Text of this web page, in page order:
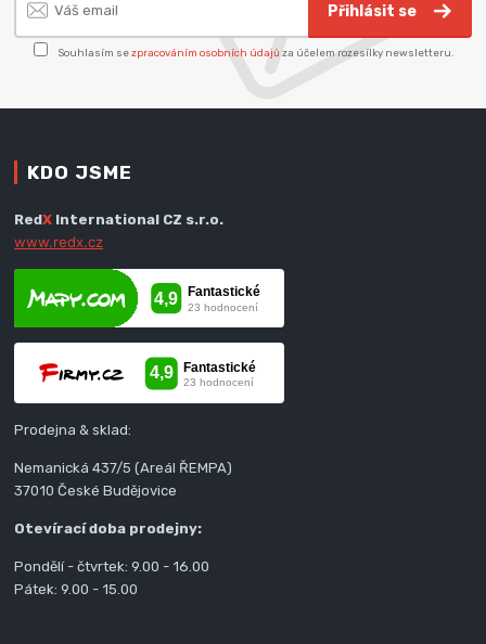
Přihlásit se
Souhlasím sezpracováním osobních údajů za účelem rozesílky newsletteru.
KDO JSME
RedX International CZ s.r.o.
www.redx.cz
Prodejna & sklad:
Nemanická 437/5 (Areál ŘEMPA)
37010 České Budějovice
Otevírací doba prodejny:
Pondělí - čtvrtek: 9.00 - 16.00
Pátek: 9.00 - 15.00